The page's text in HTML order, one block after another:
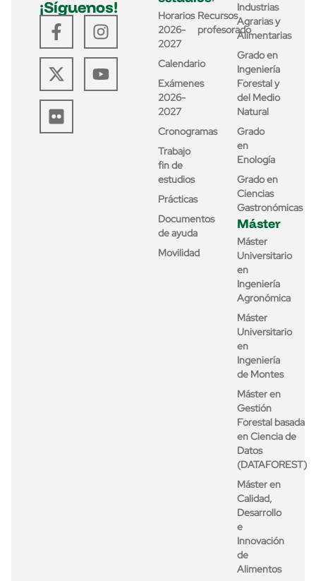
¡Síguenos!
Horarios
2026-
2027
Calendario
Exámenes
2026-
2027
Cronogramas
Trabajo
fin de
estudios
Prácticas
Documentos
de ayuda
Movilidad
Recursos
profesorado
Industrias
Agrarias y
Alimentarias
Grado en
Ingeniería
Forestal y
del Medio
Natural
Grado
en
Enología
Grado en
Ciencias
Gastronómicas
Máster
Máster
Universitario
en
Ingeniería
Agronómica
Máster
Universitario
en
Ingeniería
de Montes
Máster en
Gestión
Forestal basada
en Ciencia de
Datos
(DATAFOREST)
Máster en
Calidad,
Desarrollo
e
Innovación
de
Alimentos